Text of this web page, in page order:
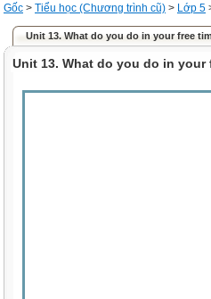
Gốc > Tiểu học (Chương trình cũ) > Lớp 5
Unit 13. What do you do in your free
Unit 13. What do you do in your